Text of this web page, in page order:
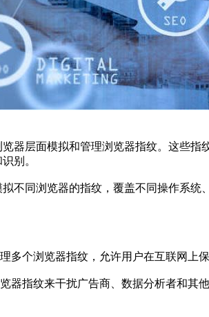
层面模拟和管理浏览器指纹。这些指
别。
同浏览器的指纹，覆盖不同操作系统
个浏览器指纹，允许用户在互联网上
指纹来干扰广告商、数据分析者和其